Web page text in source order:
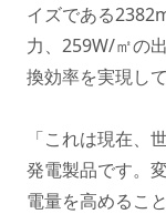
イズである
力、259W/㎡の
換効率を実現して
「これは現在、
発電製品です。
電量を高めるこ